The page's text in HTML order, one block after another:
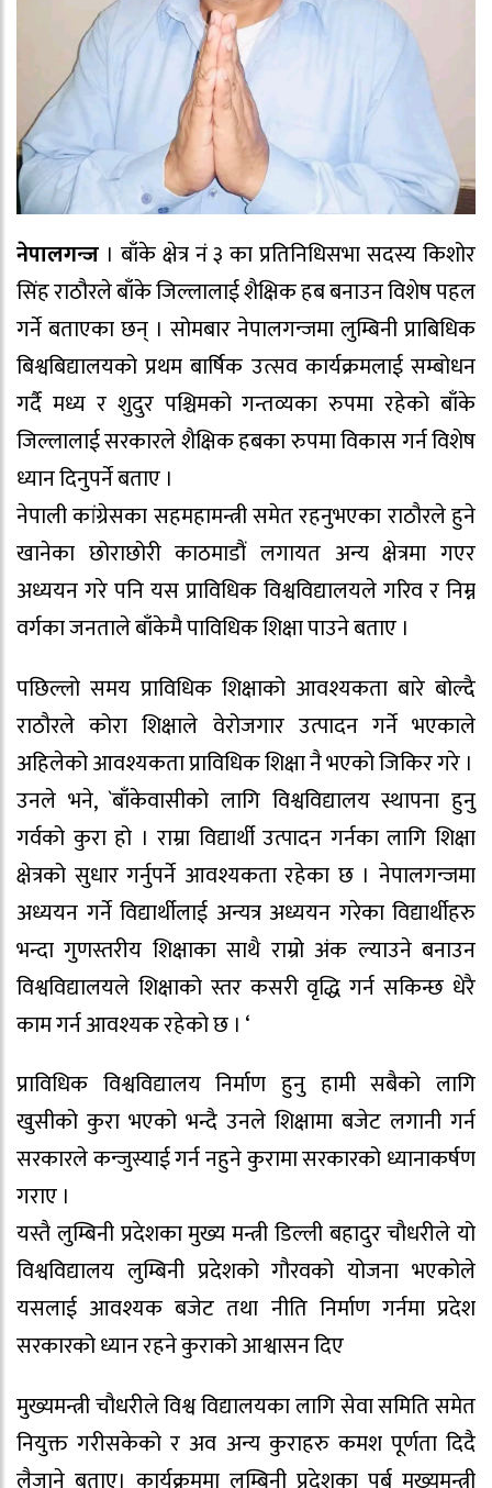
नेपालगन्ज । बाँके क्षेत्र नं ३ का प्रतिनिधिसभा सदस्य किशोर
सिंह राठौरले बाँके जिल्लालाई शैक्षिक हब बनाउन विशेष पहल
गर्ने बताएका छन् । सोमबार नेपालगन्जमा लुम्बिनी प्राबिधिक
बिश्वबिद्यालयको प्रथम बार्षिक उत्सव कार्यक्रमलाई सम्बोधन
गर्दै मध्य र शुदुर पश्चिमको गन्तव्यका रुपमा रहेको बाँके
जिल्लालाई सरकारले शैक्षिक हबका रुपमा विकास गर्न विशेष
ध्यान दिनुपर्ने बताए ।
नेपाली कांग्रेसका सहमहामन्त्री समेत रहनुभएका राठौरले हुने
खानेका छोराछोरी काठमाडौं लगायत अन्य क्षेत्रमा गएर
अध्ययन गरे पनि यस प्राविधिक विश्वविद्यालयले गरिव र निम्न
वर्गका जनताले बाँकेमै पाविधिक शिक्षा पाउने बताए ।
पछिल्लो समय प्राविधिक शिक्षाको आवश्यकता बारे बोल्दै
राठौरले कोरा शिक्षाले वेरोजगार उत्पादन गर्ने भएकाले
अहिलेको आवश्यकता प्राविधिक शिक्षा नै भएको जिकिर गरे ।
उनले भने, `बाँकेवासीको लागि विश्वविद्यालय स्थापना हुनु
गर्वको कुरा हो । राम्रा विद्यार्थी उत्पादन गर्नका लागि शिक्षा
क्षेत्रको सुधार गर्नुपर्ने आवश्यकता रहेका छ । नेपालगन्जमा
अध्ययन गर्ने विद्यार्थीलाई अन्यत्र अध्ययन गरेका विद्यार्थीहरु
भन्दा गुणस्तरीय शिक्षाका साथै राम्रो अंक ल्याउने बनाउन
विश्वविद्यालयले शिक्षाको स्तर कसरी वृद्धि गर्न सकिन्छ धेरै
काम गर्न आवश्यक रहेको छ । ‘
प्राविधिक विश्वविद्यालय निर्माण हुनु हामी सबैको लागि
खुसीको कुरा भएको भन्दै उनले शिक्षामा बजेट लगानी गर्न
सरकारले कन्जुस्याई गर्न नहुने कुरामा सरकारको ध्यानाकर्षण
गराए ।
यस्तै लुम्बिनी प्रदेशका मुख्य मन्त्री डिल्ली बहादुर चौधरीले यो
विश्वविद्यालय लुम्बिनी प्रदेशको गौरवको योजना भएकोले
यसलाई आवश्यक बजेट तथा नीति निर्माण गर्नमा प्रदेश
सरकारको ध्यान रहने कुराको आश्वासन दिए
मुख्यमन्त्री चौधरीले विश्व विद्यालयका लागि सेवा समिति समेत
नियुक्त गरीसकेको र अव अन्य कुराहरु कमश पूर्णता दिदै